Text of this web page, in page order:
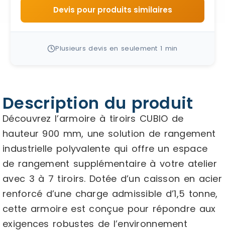
Devis pour produits similaires
Plusieurs devis en seulement 1 min
Description du produit
Découvrez l’armoire à tiroirs CUBIO de
hauteur 900 mm, une solution de rangement
industrielle polyvalente qui offre un espace
de rangement supplémentaire à votre atelier
avec 3 à 7 tiroirs. Dotée d’un caisson en acier
renforcé d’une charge admissible d’1,5 tonne,
cette armoire est conçue pour répondre aux
exigences robustes de l’environnement